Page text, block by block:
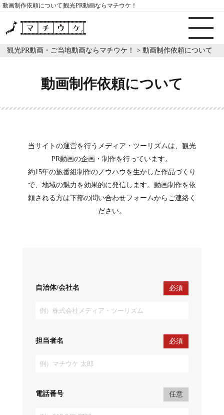
動画制作依頼について|観光PR動画ならマチウケ！
観光PR動画・ご当地動画ならマチウケ！ > 動画制作依頼について
動画制作依頼について
当サイトの運営を行うメディア・ツーリズムは、観光
PR動画の企画・制作を行っています。
約15年の旅番組制作のノウハウを生かした作品づくり
で、地域の魅力を効果的に発信します。動画制作を依
頼される方は下部の問い合わせフォームからご連絡く
ださい。
自治体/会社名 必須
担当者名 必須
電話番号 任意